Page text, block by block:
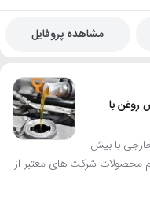
مشاهده پروفایل
با
با بیش
محصولات شرکت های معتبر از